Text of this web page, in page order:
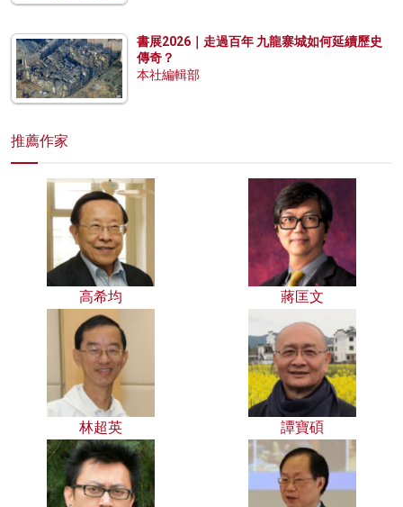
書展2026｜走過百年 九龍寨城如何延續歷史
傳奇？
本社編輯部
推薦作家
高希均 蔣匡文
林超英 譚寶碩